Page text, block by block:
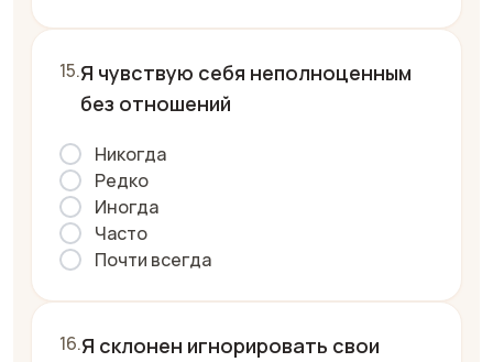
Я чувствую себя неполноценным
без отношений
Никогда
Редко
Иногда
Часто
Почти всегда
Я склонен игнорировать свои